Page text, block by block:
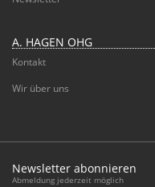
A. HAGEN OHG
Kontakt
Wir über uns
Newsletter abonnieren
Abmeldung jederzeit möglich